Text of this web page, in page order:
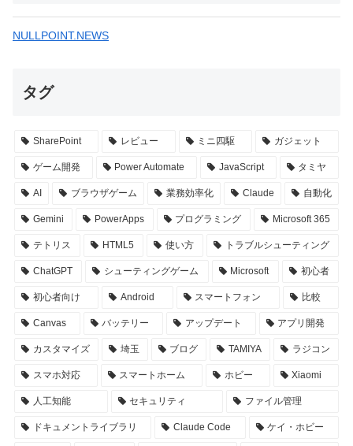
NULLPOINT.NEWS
タグ
SharePoint レビュー ミニ四駆 ガジェット
ゲーム開発 Power Automate JavaScript タミヤ
AI ブラウザゲーム 業務効率化 Claude 自動化
Gemini PowerApps プログラミング Microsoft 365
テトリス HTML5 使い方 トラブルシューティング
ChatGPT シューティングゲーム Microsoft 初心者
初心者向け Android スマートフォン 比較
Canvas バッテリー アップデート アプリ開発
カスタマイズ 埼玉 ブログ TAMIYA ラジコン
スマホ対応 スマートホーム ホビー Xiaomi
人工知能 セキュリティ ファイル管理
ドキュメントライブラリ Claude Code ケイ・ホビー